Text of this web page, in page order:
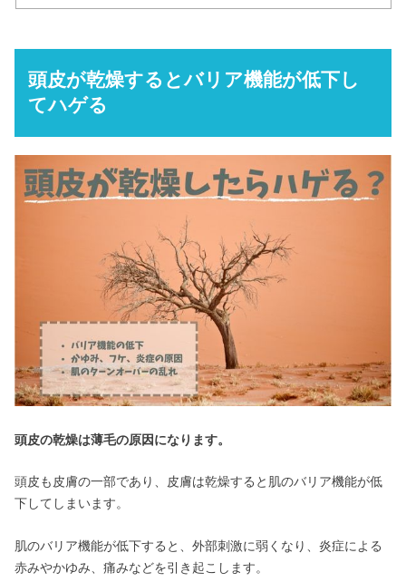
頭皮が乾燥するとバリア機能が低下し
てハゲる
頭皮の乾燥は薄毛の原因になります。
頭皮も皮膚の一部であり、皮膚は乾燥すると肌のバリア機能が低
下してしまいます。
肌のバリア機能が低下すると、外部刺激に弱くなり、炎症による
赤みやかゆみ、痛みなどを引き起こします。